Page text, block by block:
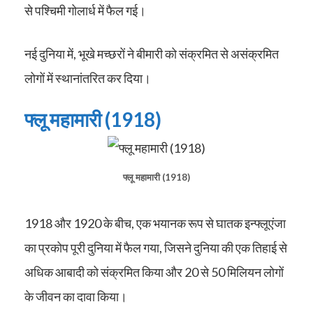
से पश्चिमी गोलार्ध में फैल गई।
नई दुनिया में, भूखे मच्छरों ने बीमारी को संक्रमित से असंक्रमित
लोगों में स्थानांतरित कर दिया।
फ्लू महामारी (1918)
फ्लू महामारी (1918)
1918 और 1920 के बीच, एक भयानक रूप सेघातक इन्फ्लूएंजा
का प्रकोप पूरी दुनिया में फैल गया, जिसने दुनिया की एक तिहाई से
अधिक आबादी को संक्रमित किया और 20 से 50 मिलियन लोगों
के जीवन का दावा किया।